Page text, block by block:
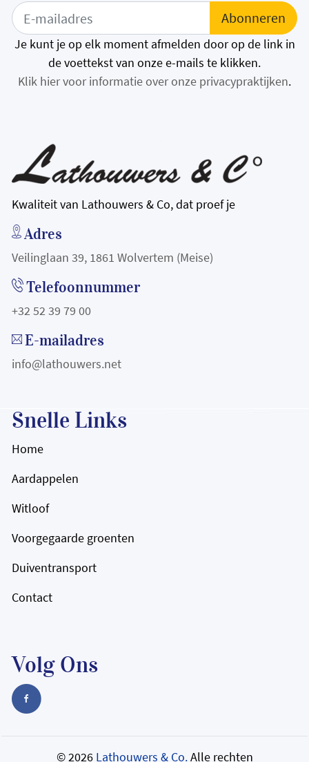
Je kunt je op elk moment afmelden door op de link in
de voettekst van onze e-mails te klikken.
Klik hier voor informatie over onze privacypraktijken.
Kwaliteit van Lathouwers & Co, dat proef je
Adres
Veilinglaan 39, 1861 Wolvertem (Meise)
Telefoonnummer
+32 52 39 79 00
E-mailadres
info@lathouwers.net
Snelle Links
Home
Aardappelen
Witloof
Voorgegaarde groenten
Duiventransport
Contact
Volg Ons
© 2026 Lathouwers & Co.Alle rechten